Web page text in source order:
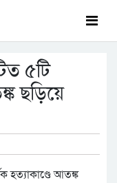
৫টি
ছড়িয়ে